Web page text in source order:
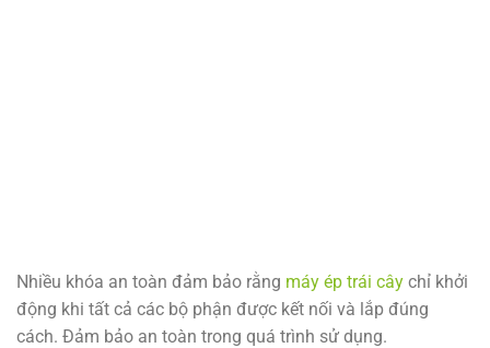
Nhiều khóa an toàn đảm bảo rằng máy ép trái cây chỉ khởi
động khi tất cả các bộ phận được kết nối và lắp đúng
cách. Đảm bảo an toàn trong quá trình sử dụng.